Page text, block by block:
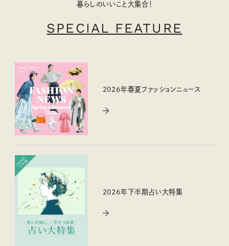
暮らしのいいこと大集合！
SPECIAL FEATURE
2026年春夏ファッションニュース
2026年下半期占い大特集